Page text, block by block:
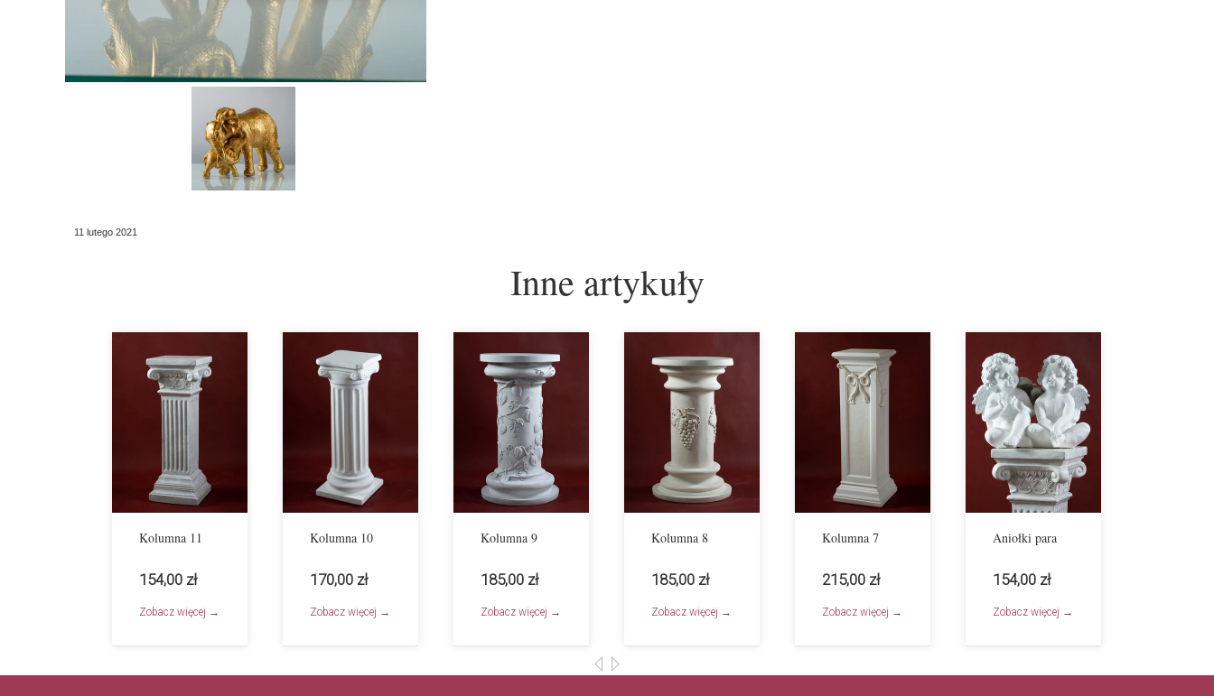
11 lutego 2021
Kolumna 11
154,00 zł
Zobacz więcej →
Kolumna 10
170,00 zł
Zobacz więcej →
Kolumna 9
185,00 zł
Zobacz więcej →
Kolumna 8
185,00 zł
Zobacz więcej →
Kolumna 7
215,00 zł
Zobacz więcej →
Aniołki para
154,00 zł
Zobacz więcej →
Inne artykuły